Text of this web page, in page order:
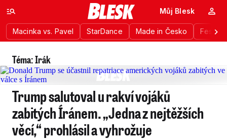
Macinka vs. Pavel StarDance Made in Česko
Můj Blesk
Téma: Irák
Trump salutoval u rakví vojáků
zabitých Íránem. „Jedna z nejtěžších
věcí,“ prohlásil a vyhrožuje